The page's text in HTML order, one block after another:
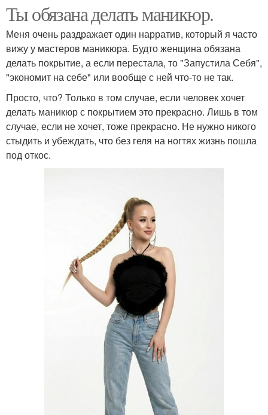
Ты обязана делать маникюр.
Меня очень раздражает один нарратив, который я часто
вижу у мастеров маникюра. Будто женщина обязана
делать покрытие, а если перестала, то "Запустила Себя",
"экономит на себе" или вообще с ней что-то не так.
Просто, что? Только в том случае, если человек хочет
делать маникюр с покрытием это прекрасно. Лишь в том
случае, если не хочет, тоже прекрасно. Не нужно никого
стыдить и убеждать, что без геля на ногтях жизнь пошла
под откос.